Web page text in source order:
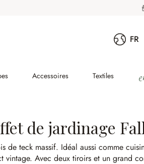
FR
Accessoires Textiles
de jardinage
de teck massif. Idéal aussi comme
vintage.Avec deux tiroirs et un grand